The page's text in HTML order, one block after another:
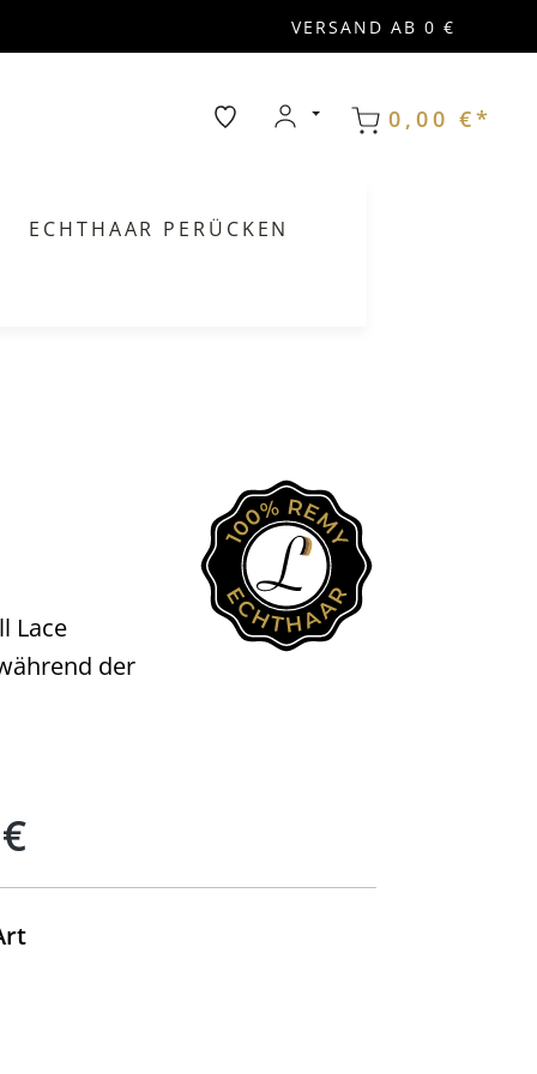
VERSAND AB 0 €
0,00 €*
ECHTHAAR PERÜCKEN
Lace
der
auswählen